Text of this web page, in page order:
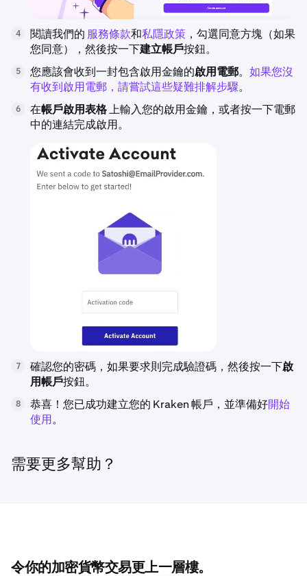
4 閱讀我們的 服務條款和私隱政策 ，勾選同意方塊（如果
您同意），然後按一下建立帳戶按鈕。
5 您應該會收到一封包含啟用金鑰的啟用電郵。 如果您沒
有收到啟用電郵，請嘗試這些疑難排解步驟。
6 在帳戶啟用表格上輸入您的啟用金鑰，或者按一下電郵
中的連結完成啟用。
7 確認您的密碼，如果要求則完成驗證碼，然後按一下啟
用帳戶按鈕。
8 恭喜！您已成功建立您的 Kraken 帳戶，並準備好開始
使用。
需要更多幫助？
令你的加密貨幣交易更上一層樓。